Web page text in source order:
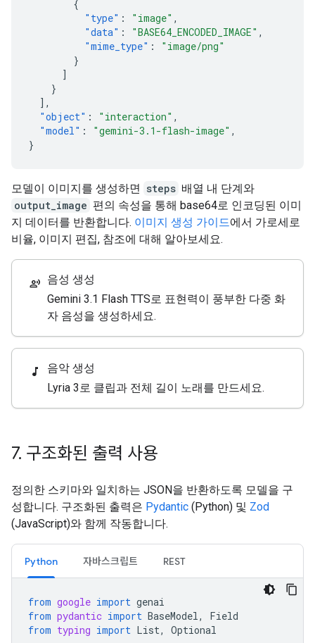
{
"type" : "image" ,
"data" : "BASE64_ENCODED_IMAGE" ,
"mime_type" :
"image/png"
}
]
}
],
"object" : "interaction" ,
"model" : "gemini-3.1-flash-image" ,
}
모델이 이미지를 생성하면 steps 배열 내 단계와
output_image 편의 속성을 통해 base64로 인코딩된 이미
지 데이터를 반환합니다. 이미지 생성 가이드에서 가로세로
비율, 이미지 편집, 참조에 대해 알아보세요.
record_voice_over 음성 생성
Gemini 3.1 Flash TTS로 표현력이 풍부한 다중 화
자 음성을 생성하세요.
music_note
음악 생성
Lyria 3로 클립과 전체 길이 노래를 만드세요.
7. 구조화된 출력 사용
정의한 스키마와 일치하는 JSON을 반환하도록 모델을 구
성합니다. 구조화된 출력은 Pydantic (Python) 및 Zod
(JavaScript)와 함께 작동합니다.
Python 자바스크립트 REST
from google import genai
from pydantic import BaseModel,
Field
from typing import List, Optional